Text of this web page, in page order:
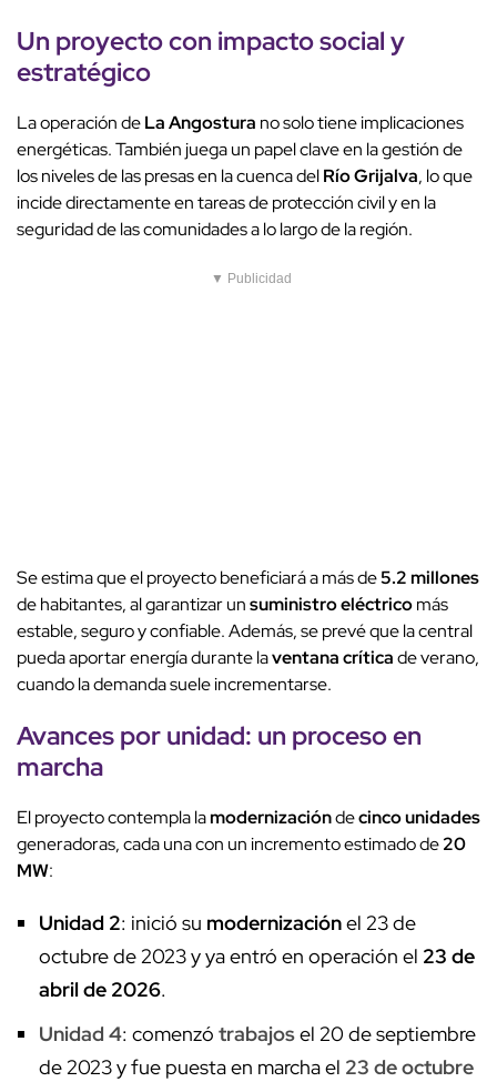
Un proyecto con impacto socialy
estratégico
La operación deLa Angostura no solo tiene implicaciones
energéticas. También juega un papel clave en la gestión de
los niveles de las presas en la cuenca delRío Grijalva, lo que
incide directamente en tareas de protección civil y en la
seguridad de las comunidades a lo largo de la región.
▼ Publicidad
Se estima que el proyecto beneficiará a más de5.2 millones
de habitantes, al garantizar unsuministro eléctricomás
estable, seguro y confiable. Además, se prevé que la central
pueda aportar energía durante laventana críticade verano,
cuando la demanda suele incrementarse.
Avances por unidad: un proceso en
marcha
El proyecto contempla lamodernizacióndecinco unidades
generadoras, cada una con un incremento estimado de20
MW:
Unidad 2: inició su modernizaciónel 23 de
octubre de 2023 y ya entró en operación el 23 de
abril de 2026.
Unidad 4: comenzó trabajosel 20 de septiembre
de 2023 y fue puesta en marcha el 23 de octubre